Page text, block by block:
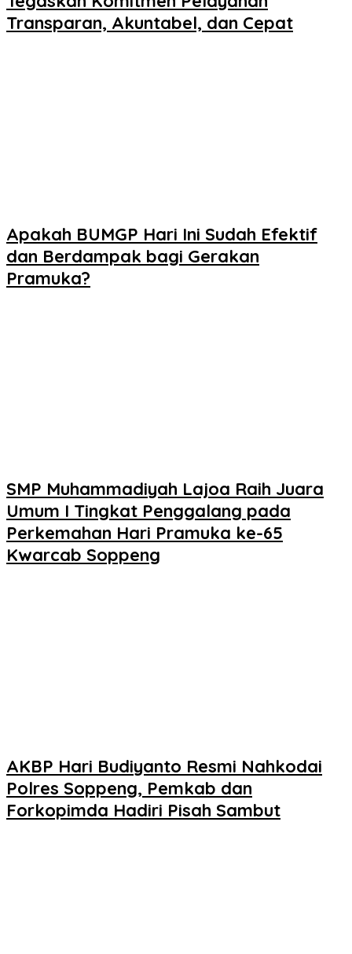
Transparan, Akuntabel, dan Cepat
Apakah BUMGP Hari Ini Sudah Efektif
dan Berdampak bagi Gerakan
Pramuka?
SMP Muhammadiyah Lajoa Raih Juara
Umum I Tingkat Penggalang pada
Perkemahan Hari Pramuka ke-65
Kwarcab Soppeng
AKBP Hari Budiyanto Resmi Nahkodai
Polres Soppeng, Pemkab dan
Forkopimda Hadiri Pisah Sambut